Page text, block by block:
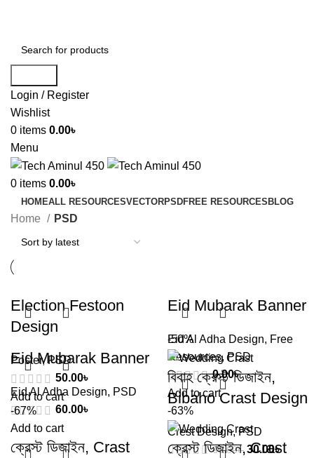
Login / Register
Wishlist
0 items 0.00৳
Menu
0 items 0.00৳
HOMEALL RESOURCESVECTORPSDFREE RESOURCES BLOG
Home PSD
Election Festoon
Design
Poster,PSD
50.00৳
Add to cart
Eid Mubarak Banner
Eid Al Adha Design, Free
Resources,PSD
0.00৳
Add to cart
Eid Mubarak Banner
Eid Al Adha Design, PSD
60.00৳
Add to cart
-50%
বিবাহ ক্রেস্ট ডিজাইন,
Bibaho Crast Design
Crest Design,PSD
60.00৳ 30.00৳
-67%
ক্রেস্ট ডিজাইন, Crast
-63%
ক্রেস্ট ডিজাইন, Crast